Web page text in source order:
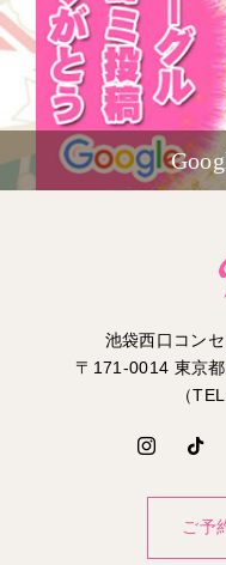
池袋西口コン
〒171-0014 東京
（
ご予